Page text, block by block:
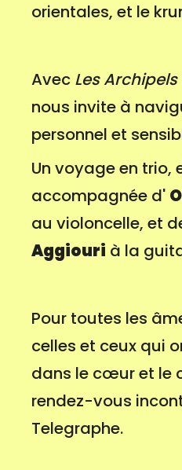
orientales, et le
Avec Les
nous invite à
personnel et
Un voyage en trio,
accompagnée d'
au violoncelle, et
Aggiouri à la
Pour toutes les
celles et ceux qui
dans le cœur et le
rendez-vous
Telegraphe.